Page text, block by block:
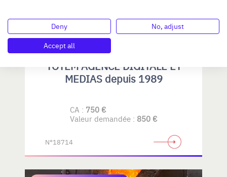
TOTEM AGENCE DIGITALE ET
MEDIAS depuis 1989
CA : 750 €
Valeur demandée : 850 €
N°18714
Deny
No, adjust
Accept all